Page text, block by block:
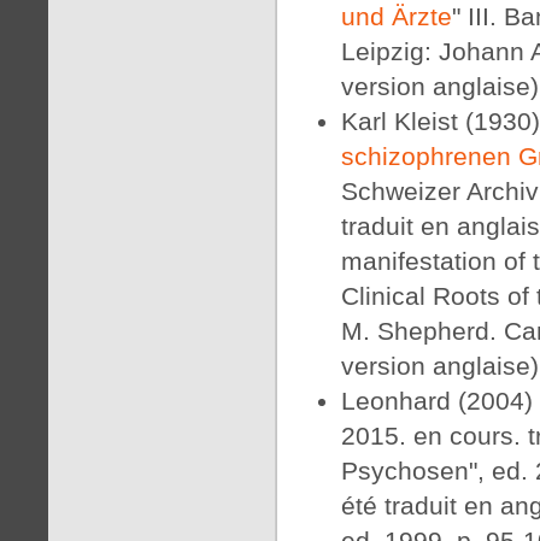
und Ärzte" III.
Leipzig: Johann
version anglaise)
Karl Kleist
schizophrenen
Schweizer
traduit en
manifestation of
Clinical Roots of
M. Shepherd.
version
Leonhard (2004)
2015. en cours.
Psychosen", ed.
été traduit en